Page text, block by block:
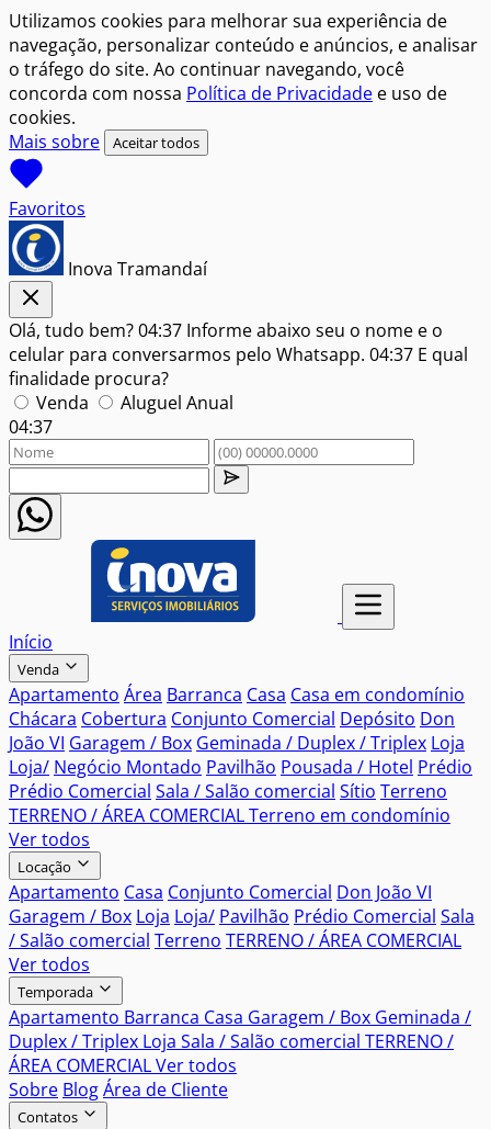
Utilizamos cookies para melhorar sua experiência de
navegação, personalizar conteúdo e anúncios, e analisar
o tráfego do site. Ao continuar navegando, você
concorda com nossa Política de Privacidade e uso de
cookies.
Mais sobre
Aceitar todos
Favoritos
Inova Tramandaí
Olá, tudo bem?04:37 Informe abaixo seu o nome e o
celular para conversarmos pelo Whatsapp. 04:37 E qual
finalidade procura?
Venda
Aluguel Anual
04:37
Início
Venda
Apartamento Área Barranca Casa Casa em condomínio
Chácara Cobertura Conjunto Comercial Depósito Don
João VI Garagem / Box Geminada / Duplex / Triplex Loja
Loja/ Negócio Montado Pavilhão Pousada / Hotel Prédio
Prédio Comercial Sala / Salão comercial Sítio Terreno
TERRENO / ÁREA COMERCIALTerreno em condomínio
Ver todos
Locação
Apartamento Casa Conjunto Comercial Don João VI
Garagem / Box Loja Loja/ Pavilhão Prédio Comercial Sala
/ Salão comercial Terreno TERRENO / ÁREA COMERCIAL
Ver todos
Temporada
Apartamento Barranca Casa Garagem / Box Geminada /
Duplex / Triplex Loja Sala / Salão comercial TERRENO /
ÁREA COMERCIALVer todos
Sobre BlogÁrea de Cliente
Contatos